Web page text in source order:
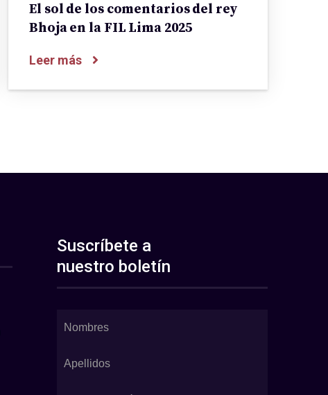
El sol de los comentarios del rey
Bhoja en la FIL Lima 2025
Leer más
Suscríbete a
nuestro boletín